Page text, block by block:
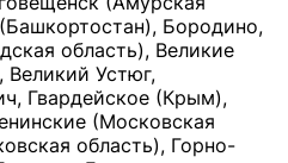
Бородино,
область), Великие
Устюг,
Гвардейское (Крым),
(Московская
область), Горно-